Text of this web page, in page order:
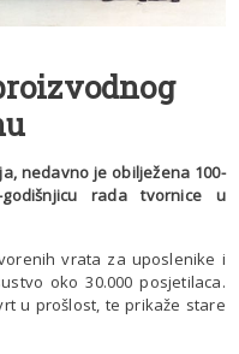
nedavno je obilježena 100-
rada tvornice u
vrata za uposlenike i
oko 30.000 posjetilaca.
u prošlost, te prikaže stare